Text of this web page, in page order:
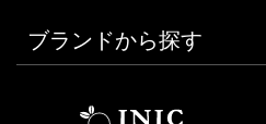
ブランドから探す